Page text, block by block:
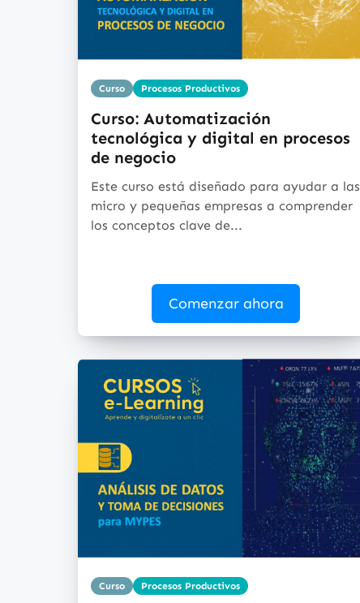
Curso Procesos Productivos
Curso: Automatización
tecnológica y digital en procesos
de negocio
Este curso está diseñado para ayudar a las
micro y pequeñas empresas a comprender
los conceptos clave de...
Comenzar ahora
Curso Procesos Productivos